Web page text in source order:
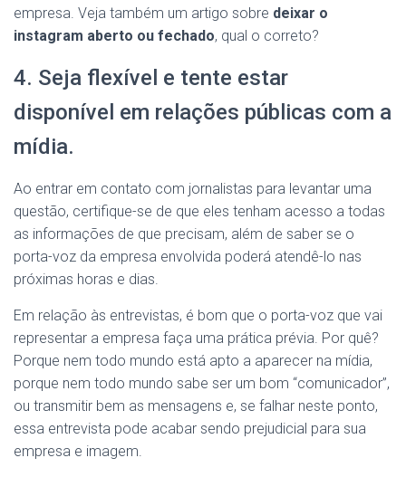
empresa. Veja também um artigo sobre deixar o
instagram aberto ou fechado, qual o correto?
4. Seja flexível e tente estar
disponível em relações públicas com a
mídia.
Ao entrar em contato com jornalistas para levantar uma
questão, certifique-se de que eles tenham acesso a todas
as informações de que precisam, além de saber se o
porta-voz da empresa envolvida poderá atendê-lo nas
próximas horas e dias.
Em relação às entrevistas, é bom que o porta-voz que vai
representar a empresa faça uma prática prévia. Por quê?
Porque nem todo mundo está apto a aparecer na mídia,
porque nem todo mundo sabe ser um bom “comunicador”,
ou transmitir bem as mensagens e, se falhar neste ponto,
essa entrevista pode acabar sendo prejudicial para sua
empresa e imagem.